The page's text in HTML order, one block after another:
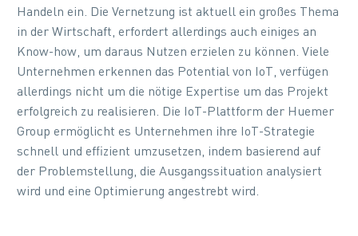
Handeln ein. Die Vernetzung ist aktuell ein großes Thema
in der Wirtschaft, erfordert allerdings auch einiges an
Know-how, um daraus Nutzen erzielen zu können. Viele
Unternehmen erkennen das Potential von IoT, verfügen
allerdings nicht um die nötige Expertise um das Projekt
erfolgreich zu realisieren. Die IoT-Plattform der Huemer
Group ermöglicht es Unternehmen ihre IoT-Strategie
schnell und effizient umzusetzen, indem basierend auf
der Problemstellung, die Ausgangssituation analysiert
wird und eine Optimierung angestrebt wird.